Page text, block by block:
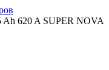
Ah 620 A SUPER NOVA